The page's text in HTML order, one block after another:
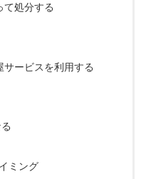
処分する
ービスを利用する
ミング